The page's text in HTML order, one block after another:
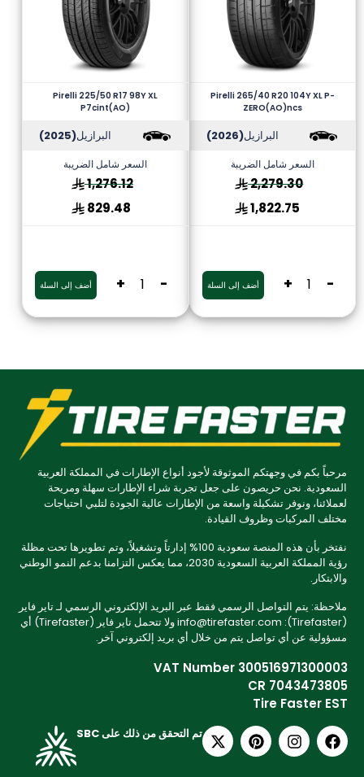
Pirelli 265/40 R20 104Y XL P-
ZERO(AO)ncs
البرازيل(2026)
السعر شامل الضريبة
2,279.30
1,822.75
-
+ أضف إلى السلة
Pirelli 225/50 R17 98Y XL
P7cint(AO)
البرازيل(2025)
السعر شامل الضريبة
1,276.12
829.48
-
+ أضف إلى السلة
مرحباً بكم في وجهتكم الموثوقة لأجود أنواع الإطارات في المملكة العربية
السعودية. نحن حريصون على جعل تجربة شراء الإطارات سهلة ومريحة
لعملائنا، ونوفر تشكيلة واسعة من الإطارات عالية الجودة لتلبي احتياجات
مختلف المركبات وظروف القيادة.
نفتخر بأن هذه المنصة سعودية 100% إدارتاً وتشغيلاً، وتم تطويرها تحت مظلة
رؤية المملكة العربية السعودية 2030، مما يعكس التزامنا بدعم النمو الوطني
والابتكار.
ملاحظة: يتم التواصل الرسمي فقط عبر البريد الإلكتروني الرسمي لـ تاير فاير
(Tirefaster): info@tirefaster.com ولا تتحمل تاير فاير (Tirefaster) أي
مسؤولية عن أي تواصل يتم من خلال أي بريد إلكتروني آخر.
VAT Number 300516971300003
CR 7043473805
Tire Faster EST
تم التحقق من ذلك على SBC